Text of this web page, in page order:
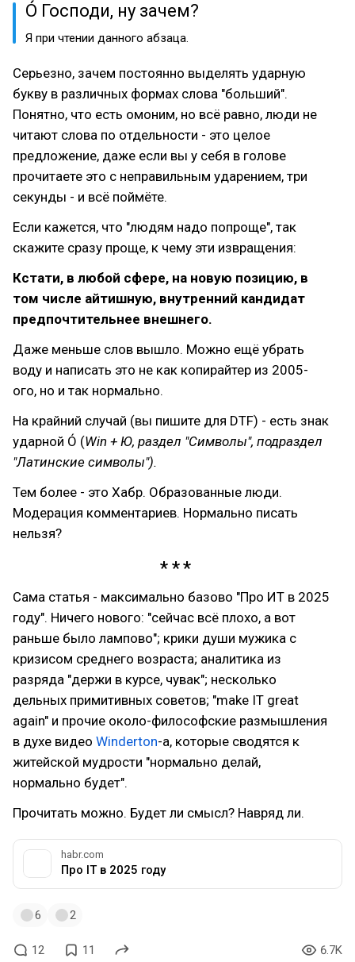
Ó Господи, ну зачем?
Я при чтении данного абзаца.
Серьезно, зачем постоянно выделять ударную
букву в различных формах слова "больший".
Понятно, что есть омоним, но всё равно, люди не
читают слова по отдельности - это целое
предложение, даже если вы у себя в голове
прочитаете это с неправильным ударением, три
секунды - и всё поймёте.
Если кажется, что "людям надо попроще", так
скажите сразу проще, к чему эти извращения:
Кстати, в любой сфере, на новую позицию, в
том числе айтишную, внутренний кандидат
предпочтительнее внешнего.
Даже меньше слов вышло. Можно ещё убрать
воду и написать это не как копирайтер из 2005-
ого, но и так нормально.
На крайний случай (вы пишите для DTF) - есть знак
ударной Ó (Win + Ю, раздел "Символы", подраздел
"Латинские символы").
Тем более - это Хабр. Образованные люди.
Модерация комментариев. Нормально писать
нельзя?
Сама статья - максимально базово "Про ИТ в 2025
году". Ничего нового: "сейчас всё плохо, а вот
раньше было лампово"; крики души мужика с
кризисом среднего возраста; аналитика из
разряда "держи в курсе, чувак"; несколько
дельных примитивных советов; "make IT great
again" и прочие около-философские размышления
в духе видео Winderton-а, которые сводятся к
житейской мудрости "нормально делай,
нормально будет".
Прочитать можно. Будет ли смысл? Навряд ли.
habr.com
Про IT в 2025 году
6 2
12 11 6.7K